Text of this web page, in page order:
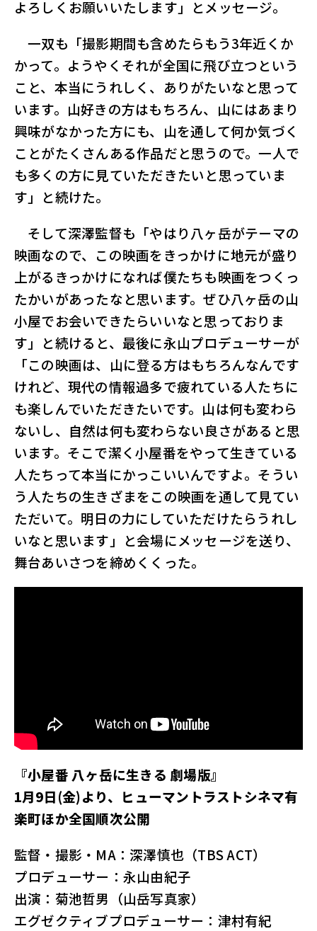
よろしくお願いいたします」とメッセージ。
一双も「撮影期間も含めたらもう3年近くか
かって。ようやくそれが全国に飛び立つという
こと、本当にうれしく、ありがたいなと思って
います。山好きの方はもちろん、山にはあまり
興味がなかった方にも、山を通して何か気づく
ことがたくさんある作品だと思うので。一人で
も多くの方に見ていただきたいと思っていま
す」と続けた。
そして深澤監督も「やはり八ヶ岳がテーマの
映画なので、この映画をきっかけに地元が盛り
上がるきっかけになれば僕たちも映画をつくっ
たかいがあったなと思います。ぜひ八ヶ岳の山
小屋でお会いできたらいいなと思っておりま
す」と続けると、最後に永山プロデューサーが
「この映画は、山に登る方はもちろんなんです
けれど、現代の情報過多で疲れている人たちに
も楽しんでいただきたいです。山は何も変わら
ないし、自然は何も変わらない良さがあると思
います。そこで潔く小屋番をやって生きている
人たちって本当にかっこいいんですよ。そうい
う人たちの生きざまをこの映画を通して見てい
ただいて。明日の力にしていただけたらうれし
いなと思います」と会場にメッセージを送り、
舞台あいさつを締めくくった。
『小屋番 八ヶ岳に生きる 劇場版』
1月9日(金)より、ヒューマントラストシネマ有
楽町ほか全国順次公開
監督・撮影・MA：深澤慎也（TBS ACT）
プロデューサー：永山由紀子
出演：菊池哲男（山岳写真家）
エグゼクティブプロデューサー：津村有紀